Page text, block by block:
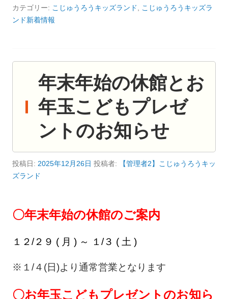
カテゴリー: こじゅうろうキッズランド
こじゅうろうキッズラ
ンド新着情報
年末年始の休館とお
年玉こどもプレゼ
ントのお知らせ
投稿日: 2025年12月26日 投稿者:
【管理者2】こじゅうろうキッ
ズランド
〇年末年始の休館のご案内
１２/２９ ( 月 ) ～ １ /３ ( 土 )
※１/４(日)より通常営業となります
〇お年玉こどもプレゼントのお知ら